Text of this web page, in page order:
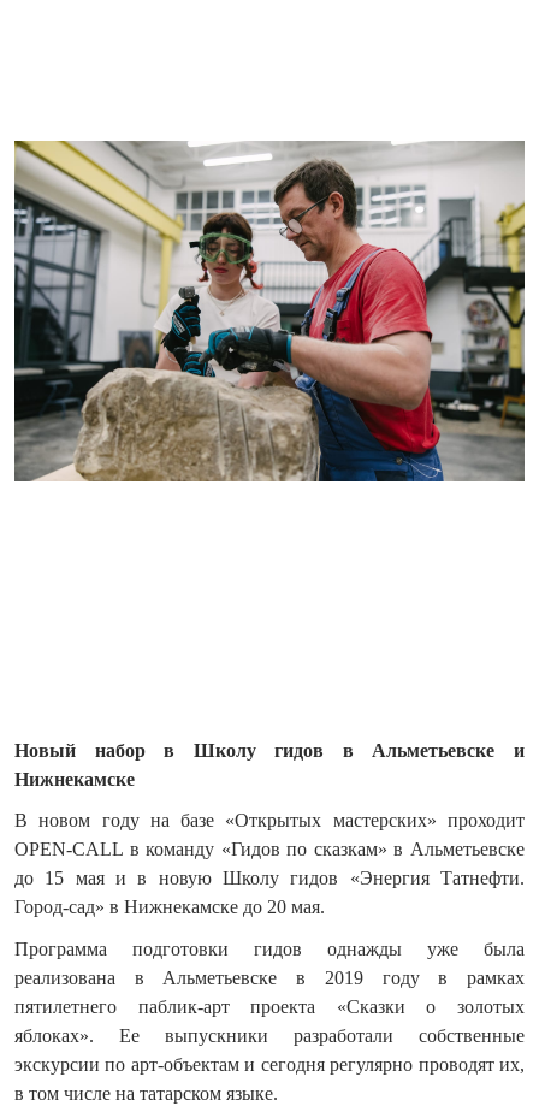
Новый набор в Школу гидов в Альметьевске и
Нижнекамске
В новом году на базе «Открытых мастерских» проходит
OPEN-CALL в команду «Гидов по сказкам» в Альметьевске
до 15 мая и в новую Школу гидов «Энергия Татнефти.
Город-сад» в Нижнекамске до 20 мая.
Программа подготовки гидов однажды уже была
реализована в Альметьевске в 2019 году в рамках
пятилетнего паблик-арт проекта «Сказки о золотых
яблоках». Ее выпускники разработали собственные
экскурсии по арт-объектам и сегодня регулярно проводят их,
в том числе на татарском языке.